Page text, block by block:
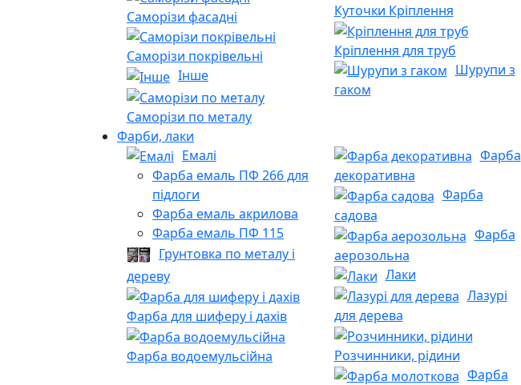
Саморізи фасадні
Саморізи покрівельні
Інше
Саморізи по металу
Куточки Кріплення
Кріплення для труб
Шурупи з
гаком
Фарби, лаки
Емалі
Фарба емаль ПФ 266 для
підлоги
Фарба емаль акрилова
Фарба емаль ПФ 115
Грунтовка по металу і
дереву
Фарба для шиферу і дахів
Фарба водоемульсійна
Фарба
декоративна
Фарба
садова
Фарба
аерозольна
Лаки
Лазурі
для дерева
Розчинники, рідини
Фарба